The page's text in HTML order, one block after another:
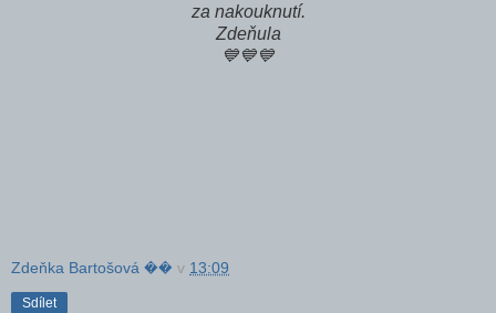
za nakouknutí.
Zdeňula
💙💙💙
Zdeňka Bartošová �� v 13:09
Sdílet